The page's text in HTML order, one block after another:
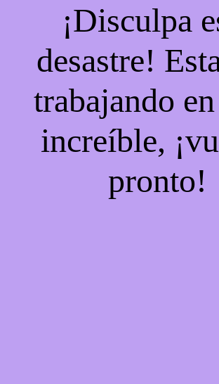
¡Disculpa
desastre!
trabajando
increíble,
pronto!